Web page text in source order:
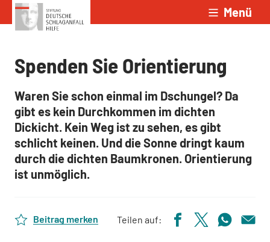
Zum Inhalt springen Menü
Spenden Sie Orientierung
Waren Sie schon einmal im Dschungel? Da
gibt es kein Durchkommen im dichten
Dickicht. Kein Weg ist zu sehen, es gibt
schlicht keinen. Und die Sonne dringt kaum
durch die dichten Baumkronen. Orientierung
ist unmöglich.
Beitrag merken Teilen auf: